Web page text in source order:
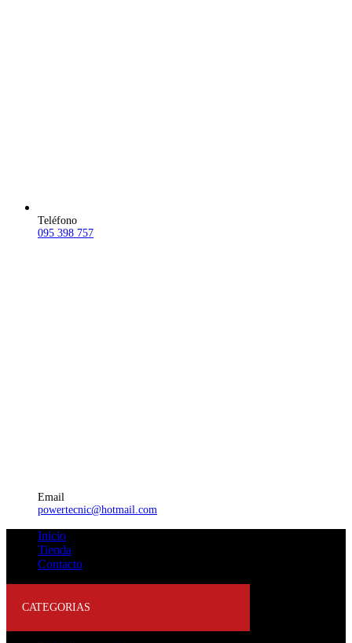
Teléfono
095 398 757
Email
powertecnic@hotmail.com
Inicio
Tienda
Contacto
CATEGORIAS